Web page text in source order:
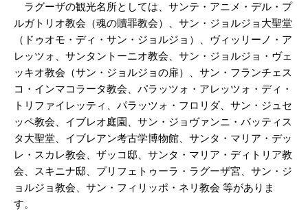
ラグーザの観光名所としては、サンテ・アニメ・デル・プ
ルガトリオ教会（魂の贖罪教会）、サン・ジョルジョ大聖堂
（ドゥオモ・ディ・サン・ジョルジョ）、ヴィッリーノ・ア
レッツォ、サンタントーニオ教会、サン・ジョルジョ・ヴェ
ッキオ教会（サン・ジョルジョの扉）、サン・フランチェス
コ・インマコラータ教会、パラッツォ・アレッツォ・ディ・
トリファイレッティ、パラッツォ・フロリダ、サン・ジュセ
ッペ教会、イブレオ庭園、サン・ジョヴァンニ・バッティス
タ大聖堂、イブレアン考古学博物館、サンタ・マリア・デッ
レ・スカレ教会、ザッコ邸、サンタ・マリア・ディトリア教
会、スキニナ邸、プリフェトゥーラ・ラグーザ宮、サン・ジ
ョルジョ教会、サン・フィリッポ・ネリ教会 等がありま
す。